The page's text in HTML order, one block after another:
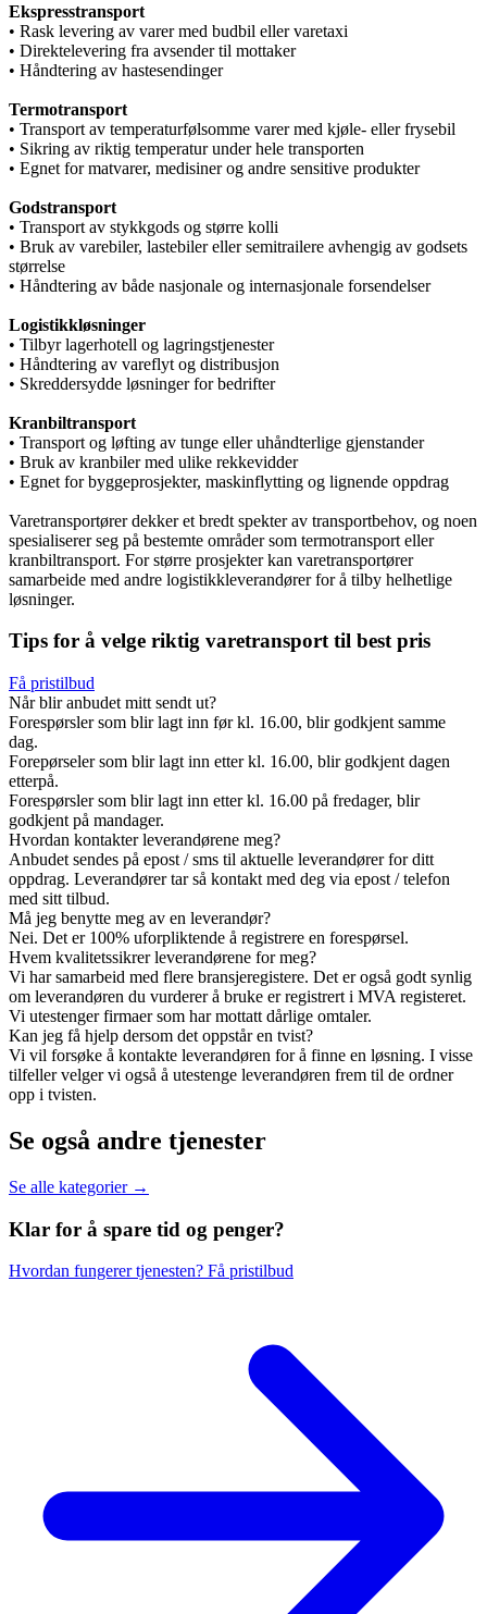
Ekspresstransport
• Rask levering av varer med budbil eller varetaxi
• Direktelevering fra avsender til mottaker
• Håndtering av hastesendinger
Termotransport
• Transport av temperaturfølsomme varer med kjøle- eller frysebil
• Sikring av riktig temperatur under hele transporten
• Egnet for matvarer, medisiner og andre sensitive produkter
Godstransport
• Transport av stykkgods og større kolli
• Bruk av varebiler, lastebiler eller semitrailere avhengig av godsets
størrelse
• Håndtering av både nasjonale og internasjonale forsendelser
Logistikkløsninger
• Tilbyr lagerhotell og lagringstjenester
• Håndtering av vareflyt og distribusjon
• Skreddersydde løsninger for bedrifter
Kranbiltransport
• Transport og løfting av tunge eller uhåndterlige gjenstander
• Bruk av kranbiler med ulike rekkevidder
• Egnet for byggeprosjekter, maskinflytting og lignende oppdrag
Varetransportører dekker et bredt spekter av transportbehov, og noen
spesialiserer seg på bestemte områder som termotransport eller
kranbiltransport. For større prosjekter kan varetransportører
samarbeide med andre logistikkleverandører for å tilby helhetlige
løsninger.
Tips for å velge riktig varetransport til best pris
Få pristilbud
Når blir anbudet mitt sendt ut?
Forespørsler som blir lagt inn før kl. 16.00, blir godkjent samme
dag.
Forepørseler som blir lagt inn etter kl. 16.00, blir godkjent dagen
etterpå.
Forespørsler som blir lagt inn etter kl. 16.00 på fredager, blir
godkjent på mandager.
Hvordan kontakter leverandørene meg?
Anbudet sendes på epost / sms til aktuelle leverandører for ditt
oppdrag. Leverandører tar så kontakt med deg via epost / telefon
med sitt tilbud.
Må jeg benytte meg av en leverandør?
Nei. Det er 100% uforpliktende å registrere en forespørsel.
Hvem kvalitetssikrer leverandørene for meg?
Vi har samarbeid med flere bransjeregistere. Det er også godt synlig
om leverandøren du vurderer å bruke er registrert i MVA registeret.
Vi utestenger firmaer som har mottatt dårlige omtaler.
Kan jeg få hjelp dersom det oppstår en tvist?
Vi vil forsøke å kontakte leverandøren for å finne en løsning. I visse
tilfeller velger vi også å utestenge leverandøren frem til de ordner
opp i tvisten.
Se også andre tjenester
Se alle kategorier →
Klar for å spare tid og penger?
Hvordan fungerer tjenesten? Få pristilbud